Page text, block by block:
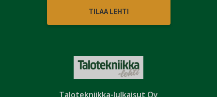
Talotekniikka-Julkaisut Oy
TILAA LEHTI